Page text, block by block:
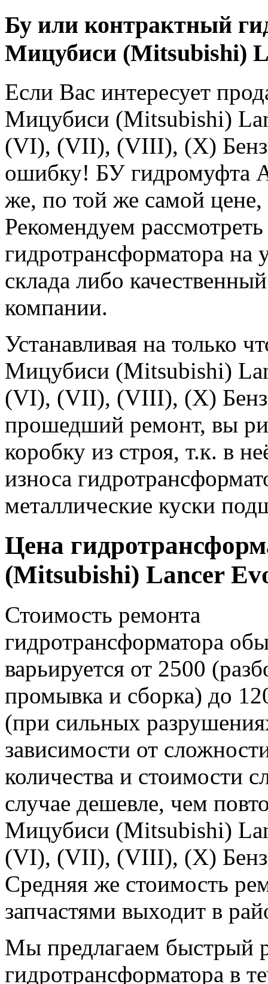
Бу или контрактный
Мицубиси (Mitsubishi)
Если Вас интересует
Мицубиси (Mitsubishi)
(VI), (VII), (VIII), (X)
ошибку! БУ гидромуфта
же, по той же самой
Рекомендуем
гидротрансформатора на
склада либо
компании.
Устанавливая на только
Мицубиси (Mitsubishi)
(VI), (VII), (VIII), (X)
прошедший ремонт, вы
коробку из строя, т.к. в
износа
металлические куски
Цена
(Mitsubishi) Lancer
Стоимость ремонта
гидротрансформатора
варьируется от 2500
промывка и сборка) до
(при сильных
зависимости от
количества и стоимости
случае дешевле, чем
Мицубиси (Mitsubishi)
(VI), (VII), (VIII), (X)
Средняя же стоимость
запчастями выходит в
Мы предлагаем быстрый
гидротрансформатора в